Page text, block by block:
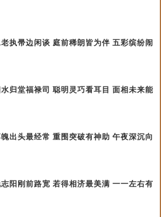
执帚边闲谈 庭前稀朗皆为伴 五彩缤纷闹
归堂福禄司 聪明灵巧看耳目 面相未来能
出头最经常 重围突破有神助 午夜深沉向
阳刚前路宽 若得相济最美满 一一左右有